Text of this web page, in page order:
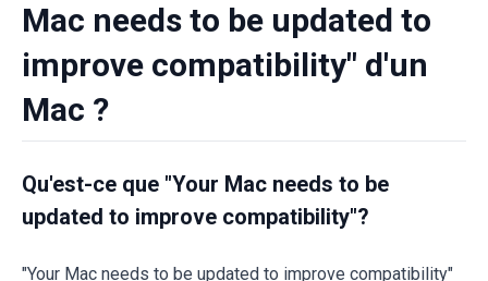
Mac needs to be updated to
improve compatibility" d'un
Mac ?
Qu'est-ce que "Your Mac needs to be
updated to improve compatibility"?
"Your Mac needs to be updated to improve compatibility"